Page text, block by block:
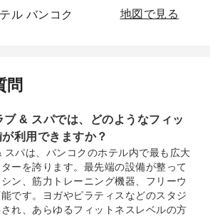
ル バンコク
地図で見る
問
& スパでは、どのようなフィッ
利用できますか？
パは、バンコクのホテル内で最も広大
ーを誇ります。最先端の設備が整って
ン、筋力トレーニング機器、フリーウ
です。ヨガやピラティスなどのスタジ
れ、あらゆるフィットネスレベルの方